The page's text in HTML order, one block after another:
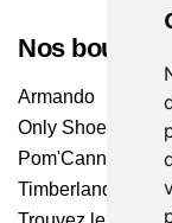
Nos boutiques
Armando
Only Shoes
Pom'Cannelle
Timberland